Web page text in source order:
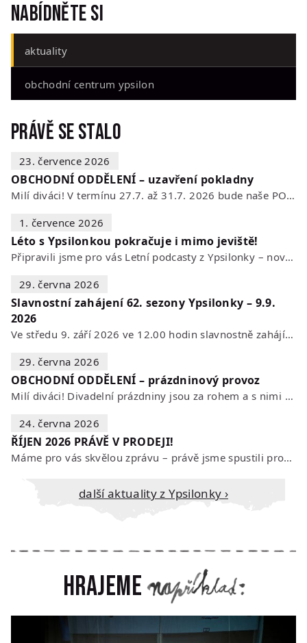
Nabídněte si
aktuality
obchodní centrum ypsilon
Právě se stalo
23. července 2026
OBCHODNÍ ODDĚLENÍ – uzavření pokladny
Milí diváci! V termínu 27.7. až 31.7. 2026 bude naše POKLADNA z technických…
1. července 2026
Léto s Ypsilonkou pokračuje i mimo jeviště!
Připravili jsme pro vás Letní podcasty z Ypsilonky – novou sérii rozhovorů s…
29. června 2026
Slavnostní zahájení 62. sezony Ypsilonky – 9.9.
2026
Ve středu 9. září 2026 ve 12.00 hodin slavnostně zahájíme novou divadelní…
29. června 2026
OBCHODNÍ ODDĚLENÍ – prázdninový provoz
Milí diváci! Divadelní prázdniny jsou za rohem a s nimi se mění i otevírací…
24. června 2026
ŘÍJEN 2026 PRÁVĚ V PRODEJI!
Máme pro vás skvělou zprávu – právě jsme spustili prodej vstupenek na říjen…
Další aktuality z Ypsilonky ›
Hrajeme